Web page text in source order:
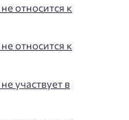
относится к
относится к
участвует в